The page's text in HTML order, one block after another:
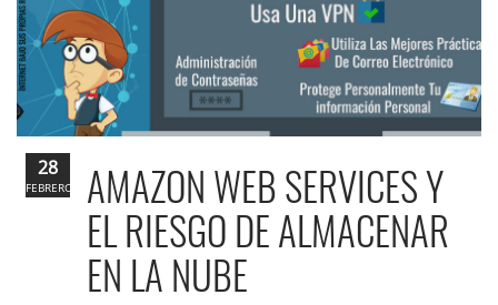
AMAZON WEB SERVICES Y
EL RIESGO DE ALMACENAR
EN LA NUBE
28
FEBRERO